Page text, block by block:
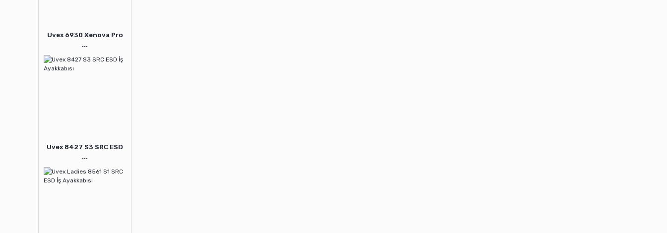
Uvex 6930 Xenova Pro
...
Uvex 8427 S3 SRC ESD
...